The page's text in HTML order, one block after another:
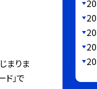
まりま
ド」で